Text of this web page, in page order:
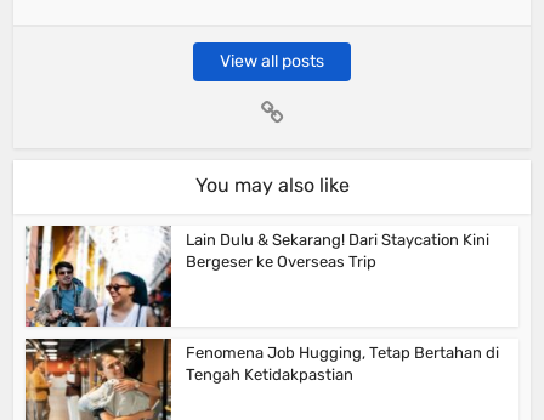
View all posts
You may also like
Lain Dulu & Sekarang! Dari Staycation Kini
Bergeser ke Overseas Trip
Fenomena Job Hugging, Tetap Bertahan di
Tengah Ketidakpastian